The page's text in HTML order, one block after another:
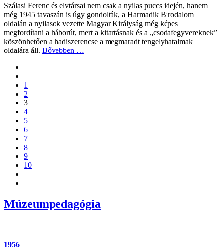
Szálasi Ferenc és elvtársai nem csak a nyilas puccs idején, hanem
még 1945 tavaszán is úgy gondolták, a Harmadik Birodalom
oldalán a nyilasok vezette Magyar Királyság még képes
megfordítani a háborút, mert a kitartásnak és a „csodafegyvereknek”
köszönhetően a hadiszerencse a megmaradt tengelyhatalmak
oldalára áll. Bővebben …
1
2
3
4
5
6
7
8
9
10
Múzeumpedagógia
1956